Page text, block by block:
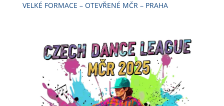
VELKÉ FORMACE – OTEVŘENÉ MČR – PRAHA